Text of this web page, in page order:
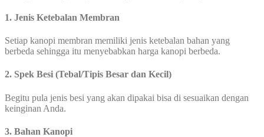
1. Jenis Ketebalan Membran
Setiap kanopi membran memiliki jenis ketebalan bahan yang
berbeda sehingga itu menyebabkan harga kanopi berbeda.
2. Spek Besi (Tebal/Tipis Besar dan Kecil)
Begitu pula jenis besi yang akan dipakai bisa di sesuaikan dengan
keinginan Anda.
3. Bahan Kanopi